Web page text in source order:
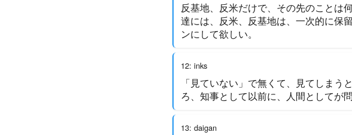
反基地、反米だけで、その先のことは
達には、反米、反基地は、一次的に保
ンにして欲しい。
12: inks
「見ていない」で無くて、見てしま
ろ、知事として以前に、人間としてが
13: daigan